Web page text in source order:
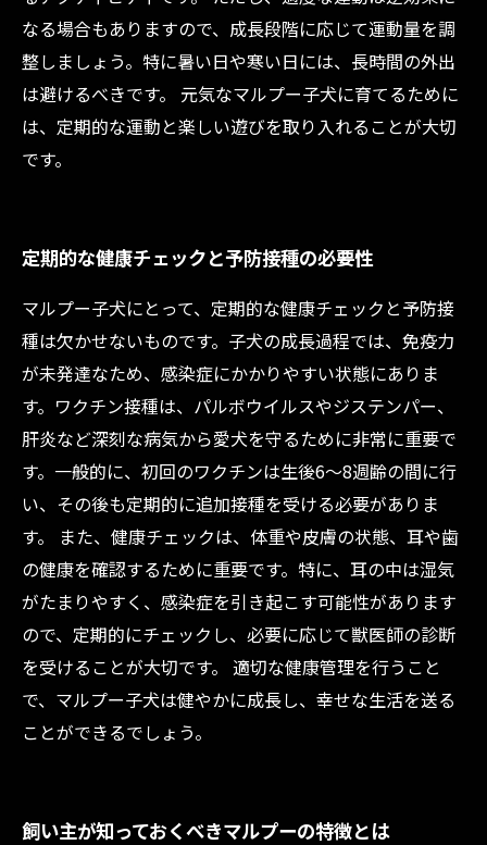
なる場合もありますので、成長段階に応じて運動量を調
整しましょう。特に暑い日や寒い日には、長時間の外出
は避けるべきです。 元気なマルプー子犬に育てるために
は、定期的な運動と楽しい遊びを取り入れることが大切
です。
定期的な健康チェックと予防接種の必要性
マルプー子犬にとって、定期的な健康チェックと予防接
種は欠かせないものです。子犬の成長過程では、免疫力
が未発達なため、感染症にかかりやすい状態にありま
す。ワクチン接種は、パルボウイルスやジステンパー、
肝炎など深刻な病気から愛犬を守るために非常に重要で
す。一般的に、初回のワクチンは生後6〜8週齢の間に行
い、その後も定期的に追加接種を受ける必要がありま
す。 また、健康チェックは、体重や皮膚の状態、耳や歯
の健康を確認するために重要です。特に、耳の中は湿気
がたまりやすく、感染症を引き起こす可能性があります
ので、定期的にチェックし、必要に応じて獣医師の診断
を受けることが大切です。 適切な健康管理を行うこと
で、マルプー子犬は健やかに成長し、幸せな生活を送る
ことができるでしょう。
飼い主が知っておくべきマルプーの特徴とは